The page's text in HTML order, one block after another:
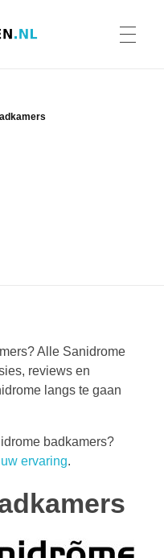
Alle Sanidrome
reviews en
langs te gaan
badkamers?
ervaring.